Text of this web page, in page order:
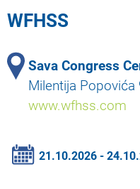
WFHSS
Sava Congress
Milentija Popovića
www.wfhss.com
21.10.2026 -